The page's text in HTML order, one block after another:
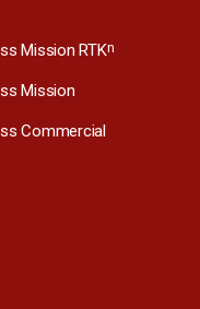
Mission RTKn
Mission
Commercial